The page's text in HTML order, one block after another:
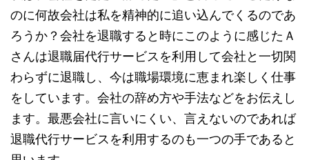
のに何故会社は私を精神的に追い込んでくるのであ
ろうか？会社を退職すると時にこのように感じたＡ
さんは退職届代行サービスを利用して会社と一切関
わらずに退職し、今は職場環境に恵まれ楽しく仕事
をしています。会社の辞め方や手法などをお伝えし
ます。最悪会社に言いにくい、言えないのであれば
退職代行サービスを利用するのも一つの手であると